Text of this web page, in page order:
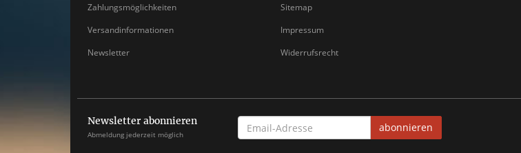
Zahlungsmöglichkeiten
Versandinformationen
Newsletter
Sitemap
Impressum
Widerrufsrecht
Newsletter abonnieren
Abmeldung jederzeit möglich
EMAIL-
ADRESSE
abonnieren